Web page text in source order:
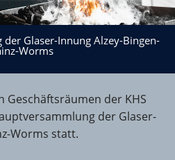
Glaser-Innung Alzey-Bingen-
Worms
Geschäftsräumen der KHS
der Glaser-
Worms statt.